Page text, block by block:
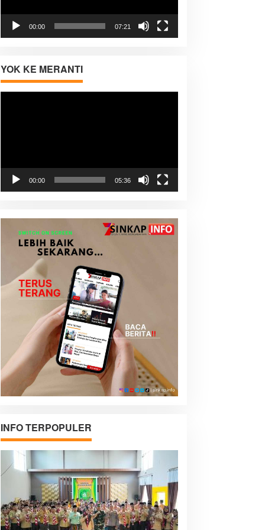
00:00 07:21
YOK KE MERANTI
00:00 05:36
INFO TERPOPULER